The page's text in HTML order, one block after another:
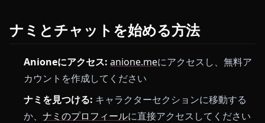
ナミとチャットを始める方法
Anioneにアクセス: anione.meにアクセスし、無料ア
カウントを作成してください
ナミを見つける: キャラクターセクションに移動する
か、 ナミのプロフィールに直接アクセスしてください